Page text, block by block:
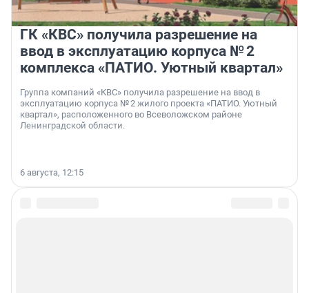
ГК «КВС» получила разрешение на
ввод в эксплуатацию корпуса № 2
комплекса «ПАТИО. Уютный квартал»
Группа компаний «КВС» получила разрешение на ввод в
эксплуатацию корпуса № 2 жилого проекта «ПАТИО. Уютный
квартал», расположенного во Всеволожском районе
Ленинградской области.
6 августа, 12:15